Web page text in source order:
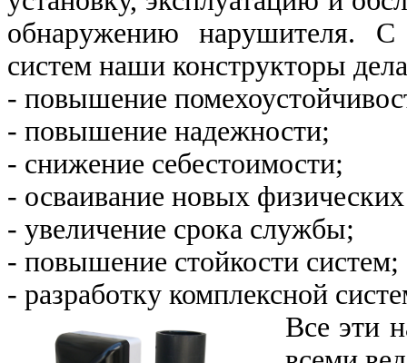
обнаружению нарушителя.
систем наши конструкторы
- повышение
- повышение надежности;
- снижение себестоимости;
- осваивание новых
- увеличение срока службы;
- повышение стойкости систем;
- разработку комплексной
Все эти